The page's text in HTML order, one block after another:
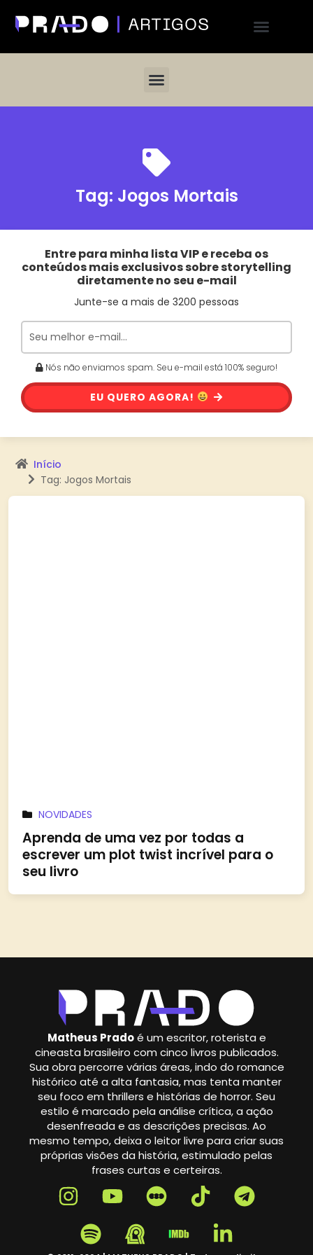
Tag: Jogos Mortais
Entre para minha lista VIP e receba os
conteúdos mais exclusivos sobre storytelling
diretamente no seu e-mail
Junte-se a mais de 3200 pessoas
Nós não enviamos spam. Seu e-mail está 100% seguro!
EU QUERO AGORA!
Início
Tag: Jogos Mortais
NOVIDADES
Aprenda de uma vez por todas a
escrever um plot twist incrível para o
seu livro
Matheus Pradoé um escritor, roterista e
cineasta brasileiro com cinco livros publicados.
Sua obra percorre várias áreas, indo do romance
histórico até a alta fantasia, mas tenta manter
seu foco em thrillers e histórias de horror. Seu
estilo é marcado pela análise crítica, a ação
desenfreada e as descrições precisas. Ao
mesmo tempo, deixa o leitor livre para criar suas
próprias visões da história, estimulado pelas
frases curtas e certeiras.